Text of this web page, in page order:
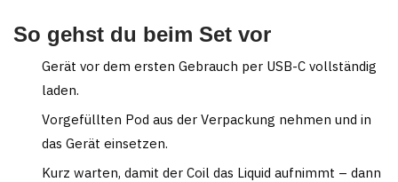
So gehst du beim Set vor
Gerät vor dem ersten Gebrauch per USB-C vollständig
laden.
Vorgefüllten Pod aus der Verpackung nehmen und in
das Gerät einsetzen.
Kurz warten, damit der Coil das Liquid aufnimmt – dann